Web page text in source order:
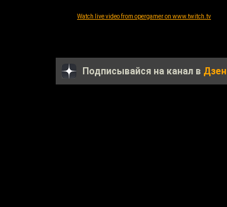
Watch live video from opergamer on www.twitch.tv
Подписывайся на канал в Дзен